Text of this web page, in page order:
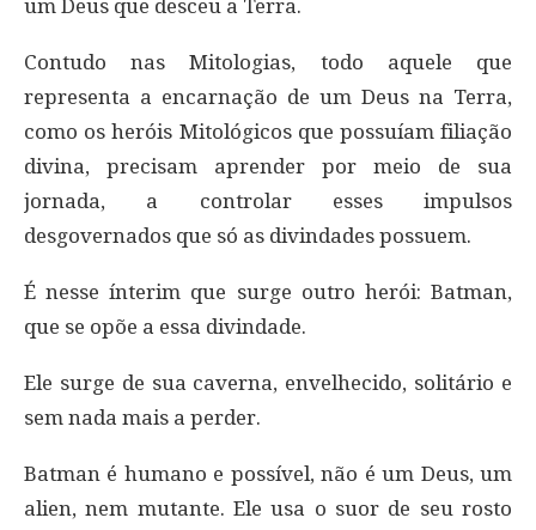
um Deus que desceu a Terra.
Contudo nas Mitologias, todo aquele que
representa a encarnação de um Deus na Terra,
como os heróis Mitológicos que possuíam filiação
divina, precisam aprender por meio de sua
jornada, a controlar esses impulsos
desgovernados que só as divindades possuem.
É nesse ínterim que surge outro herói: Batman,
que se opõe a essa divindade.
Ele surge de sua caverna, envelhecido, solitário e
sem nada mais a perder.
Batman é humano e possível, não é um Deus, um
alien, nem mutante. Ele usa o suor de seu rosto